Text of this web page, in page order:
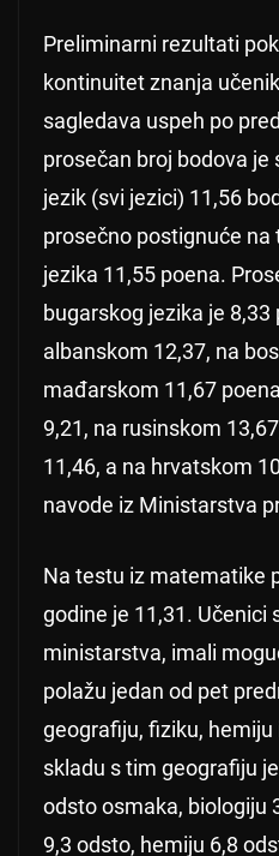
Preliminarni rezultati
kontinuitet znanja
sagledava uspeh po
prosečan broj bodova je
jezik (svi jezici) 11,56
prosečno postignuće na
jezika 11,55 poena.
bugarskog jezika je 8,33
albanskom 12,37, na
mađarskom 11,67
9,21, na rusinskom
11,46, a na hrvatskom
navode iz Ministarstva
Na testu iz matematike
godine je 11,31. Učenici
ministarstva, imali
polažu jedan od pet
geografiju, fiziku, hemiju
skladu s tim geografiju
odsto osmaka, biologiju
9,3 odsto, hemiju 6,8